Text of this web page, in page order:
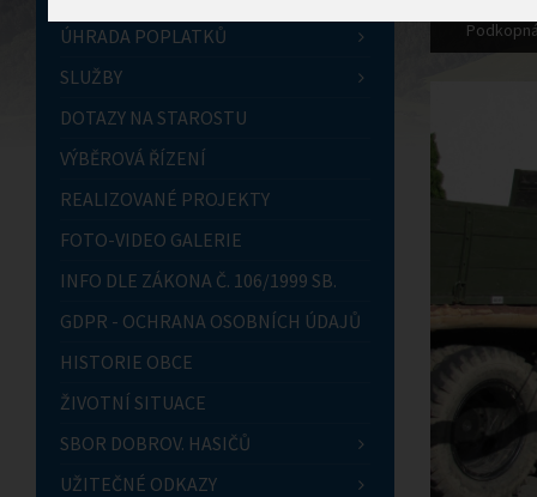
ÚHRADA POPLATKŮ
SLUŽBY
DOTAZY NA STAROSTU
VÝBĚROVÁ ŘÍZENÍ
REALIZOVANÉ PROJEKTY
FOTO-VIDEO GALERIE
INFO DLE ZÁKONA Č. 106/1999 SB.
GDPR - OCHRANA OSOBNÍCH ÚDAJŮ
HISTORIE OBCE
ŽIVOTNÍ SITUACE
SBOR DOBROV. HASIČŮ
UŽITEČNÉ ODKAZY